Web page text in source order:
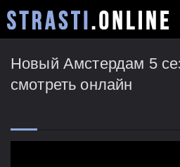
Новый Амстердам 5
смотреть онлайн